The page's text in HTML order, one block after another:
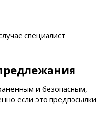
специалист
и безопасным,
если это предпосылки